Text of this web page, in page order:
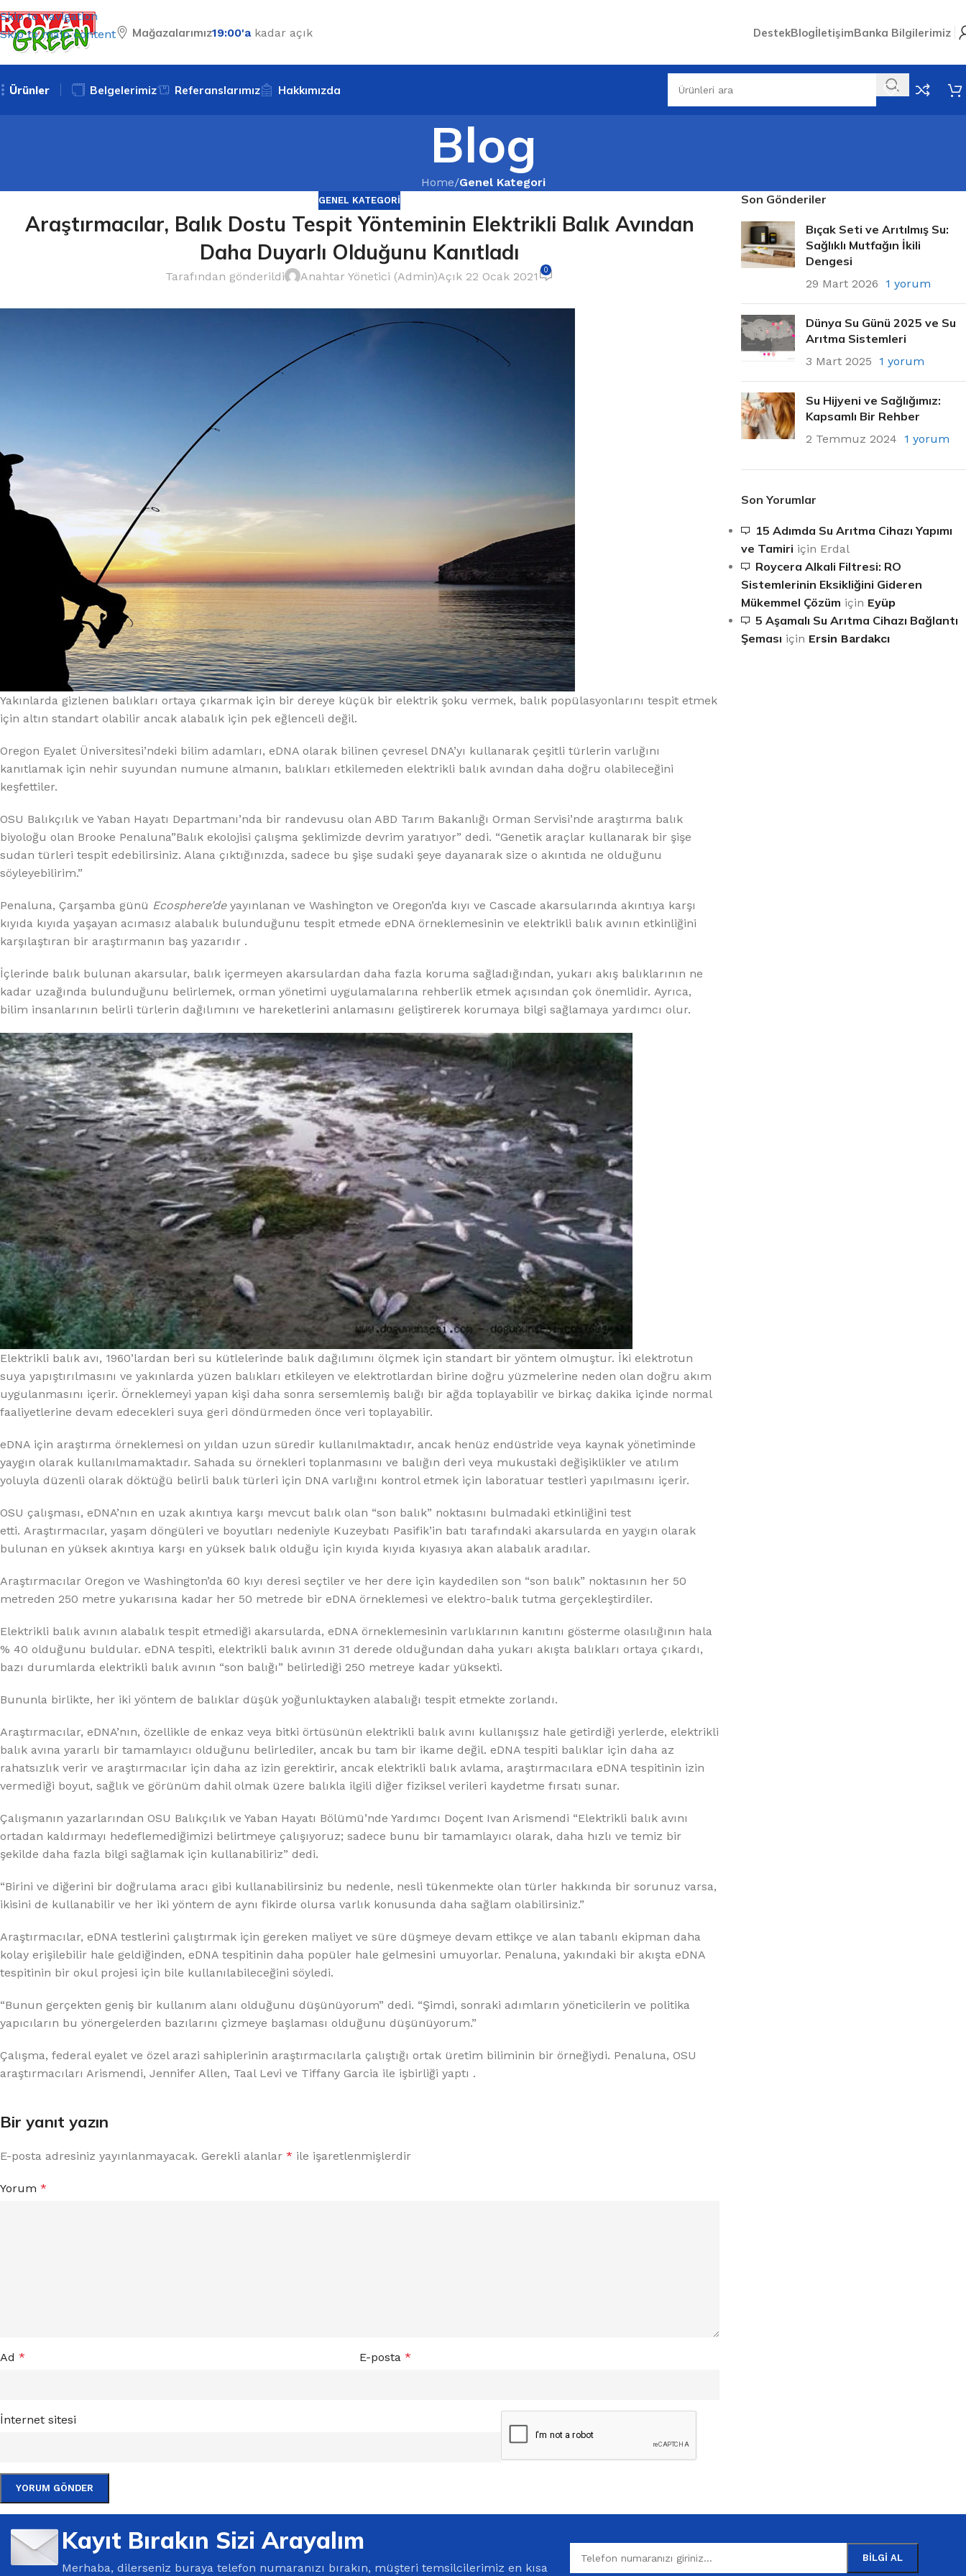
Skip to navigation
Skip to main content
Mağazalarımız19:00'a kadar açık DestekBlogİletişimBanka Bilgilerimiz
Ürünler
Ev tipi su arıtma cihazları
%10 INDIRIM
Evtipi su arıtma cihazları
%10 INDIRIM %10 INDIRIM
Belgelerimiz Referanslarımız Hakkımızda
Blog
Home/Genel Kategori
GENEL KATEGORI
Araştırmacılar, Balık Dostu Tespit Yönteminin Elektrikli Balık Avından
Daha Duyarlı Olduğunu Kanıtladı
Tarafından gönderildi Anahtar Yönetici (Admin)Açık 22 Ocak 2021 0
Yakınlarda gizlenen balıkları ortaya çıkarmak için bir dereye küçük bir elektrik şoku vermek, balık popülasyonlarını tespit etmek
için altın standart olabilir ancak alabalık için pek eğlenceli değil.
Oregon Eyalet Üniversitesi’ndeki bilim adamları, eDNA olarak bilinen çevresel DNA’yı kullanarak çeşitli türlerin varlığını
kanıtlamak için nehir suyundan numune almanın, balıkları etkilemeden elektrikli balık avından daha doğru olabileceğini
keşfettiler.
OSU Balıkçılık ve Yaban Hayatı Departmanı’nda bir randevusu olan ABD Tarım Bakanlığı Orman Servisi’nde araştırma balık
biyoloğu olan Brooke Penaluna”Balık ekolojisi çalışma şeklimizde devrim yaratıyor” dedi. “Genetik araçlar kullanarak bir şişe
sudan türleri tespit edebilirsiniz. Alana çıktığınızda, sadece bu şişe sudaki şeye dayanarak size o akıntıda ne olduğunu
söyleyebilirim.”
Penaluna, Çarşamba günü Ecosphere’deyayınlanan ve Washington ve Oregon’da kıyı ve Cascade akarsularında akıntıya karşı
kıyıda kıyıda yaşayan acımasız alabalık bulunduğunu tespit etmede eDNA örneklemesinin ve elektrikli balık avının etkinliğini
karşılaştıran bir araştırmanın baş yazarıdır .
İçlerinde balık bulunan akarsular, balık içermeyen akarsulardan daha fazla koruma sağladığından, yukarı akış balıklarının ne
kadar uzağında bulunduğunu belirlemek, orman yönetimi uygulamalarına rehberlik etmek açısından çok önemlidir. Ayrıca,
bilim insanlarının belirli türlerin dağılımını ve hareketlerini anlamasını geliştirerek korumaya bilgi sağlamaya yardımcı olur.
Elektrikli balık avı, 1960’lardan beri su kütlelerinde balık dağılımını ölçmek için standart bir yöntem olmuştur. İki elektrotun
suya yapıştırılmasını ve yakınlarda yüzen balıkları etkileyen ve elektrotlardan birine doğru yüzmelerine neden olan doğru akım
uygulanmasını içerir. Örneklemeyi yapan kişi daha sonra sersemlemiş balığı bir ağda toplayabilir ve birkaç dakika içinde normal
faaliyetlerine devam edecekleri suya geri döndürmeden önce veri toplayabilir.
eDNA için araştırma örneklemesi on yıldan uzun süredir kullanılmaktadır, ancak henüz endüstride veya kaynak yönetiminde
yaygın olarak kullanılmamaktadır. Sahada su örnekleri toplanmasını ve balığın deri veya mukustaki değişiklikler ve atılım
yoluyla düzenli olarak döktüğü belirli balık türleri için DNA varlığını kontrol etmek için laboratuar testleri yapılmasını içerir.
OSU çalışması, eDNA’nın en uzak akıntıya karşı mevcut balık olan “son balık” noktasını bulmadaki etkinliğini test
etti. Araştırmacılar, yaşam döngüleri ve boyutları nedeniyle Kuzeybatı Pasifik’in batı tarafındaki akarsularda en yaygın olarak
bulunan en yüksek akıntıya karşı en yüksek balık olduğu için kıyıda kıyıda kıyasıya akan alabalık aradılar.
Araştırmacılar Oregon ve Washington’da 60 kıyı deresi seçtiler ve her dere için kaydedilen son “son balık” noktasının her 50
metreden 250 metre yukarısına kadar her 50 metrede bir eDNA örneklemesi ve elektro-balık tutma gerçekleştirdiler.
Elektrikli balık avının alabalık tespit etmediği akarsularda, eDNA örneklemesinin varlıklarının kanıtını gösterme olasılığının hala
% 40 olduğunu buldular. eDNA tespiti, elektrikli balık avının 31 derede olduğundan daha yukarı akışta balıkları ortaya çıkardı,
bazı durumlarda elektrikli balık avının “son balığı” belirlediği 250 metreye kadar yüksekti.
Bununla birlikte, her iki yöntem de balıklar düşük yoğunluktayken alabalığı tespit etmekte zorlandı.
Araştırmacılar, eDNA’nın, özellikle de enkaz veya bitki örtüsünün elektrikli balık avını kullanışsız hale getirdiği yerlerde, elektrikli
balık avına yararlı bir tamamlayıcı olduğunu belirlediler, ancak bu tam bir ikame değil. eDNA tespiti balıklar için daha az
rahatsızlık verir ve araştırmacılar için daha az izin gerektirir, ancak elektrikli balık avlama, araştırmacılara eDNA tespitinin izin
vermediği boyut, sağlık ve görünüm dahil olmak üzere balıkla ilgili diğer fiziksel verileri kaydetme fırsatı sunar.
Çalışmanın yazarlarından OSU Balıkçılık ve Yaban Hayatı Bölümü’nde Yardımcı Doçent Ivan Arismendi “Elektrikli balık avını
ortadan kaldırmayı hedeflemediğimizi belirtmeye çalışıyoruz; sadece bunu bir tamamlayıcı olarak, daha hızlı ve temiz bir
şekilde daha fazla bilgi sağlamak için kullanabiliriz” dedi.
“Birini ve diğerini bir doğrulama aracı gibi kullanabilirsiniz bu nedenle, nesli tükenmekte olan türler hakkında bir sorunuz varsa,
ikisini de kullanabilir ve her iki yöntem de aynı fikirde olursa varlık konusunda daha sağlam olabilirsiniz.”
Araştırmacılar, eDNA testlerini çalıştırmak için gereken maliyet ve süre düşmeye devam ettikçe ve alan tabanlı ekipman daha
kolay erişilebilir hale geldiğinden, eDNA tespitinin daha popüler hale gelmesini umuyorlar. Penaluna, yakındaki bir akışta eDNA
tespitinin bir okul projesi için bile kullanılabileceğini söyledi.
“Bunun gerçekten geniş bir kullanım alanı olduğunu düşünüyorum” dedi. “Şimdi, sonraki adımların yöneticilerin ve politika
yapıcıların bu yönergelerden bazılarını çizmeye başlaması olduğunu düşünüyorum.”
Çalışma, federal eyalet ve özel arazi sahiplerinin araştırmacılarla çalıştığı ortak üretim biliminin bir örneğiydi. Penaluna, OSU
araştırmacıları Arismendi, Jennifer Allen, Taal Levi ve Tiffany Garcia ile işbirliği yaptı .
Bir yanıt yazın
E-posta adresiniz yayınlanmayacak. Gerekli alanlar * ile işaretlenmişlerdir
Yorum *
Ad * E-posta*
İnternet sitesi
Son Gönderiler
Bıçak Seti ve Arıtılmış Su:
Sağlıklı Mutfağın İkili
Dengesi
29 Mart 2026 1 yorum
Dünya Su Günü 2025 ve Su
Arıtma Sistemleri
3 Mart 2025 1 yorum
Su Hijyeni ve Sağlığımız:
Kapsamlı Bir Rehber
2 Temmuz 2024 1 yorum
Son Yorumlar
15 Adımda Su Arıtma Cihazı Yapımı
ve Tamiri için Erdal
Roycera Alkali Filtresi: RO
Sistemlerinin Eksikliğini Gideren
Mükemmel Çözüm için Eyüp
5 Aşamalı Su Arıtma Cihazı Bağlantı
Şeması için Ersin Bardakcı
Kayıt Bırakın Sizi Arayalım
Merhaba, dilerseniz buraya telefon numaranızı bırakın, müşteri temsilcilerimiz en kısa